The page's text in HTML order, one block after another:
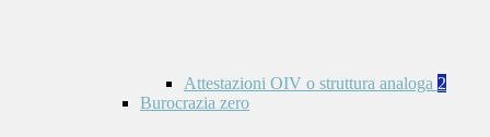
Attestazioni OIV o struttura analoga 2
Burocrazia zero